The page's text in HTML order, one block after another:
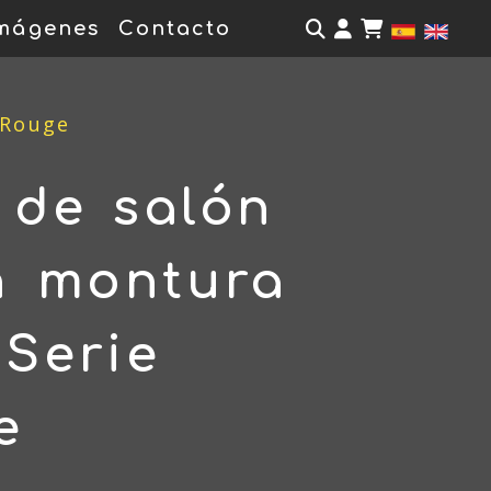
Contacto Identifícate
de salón
montura